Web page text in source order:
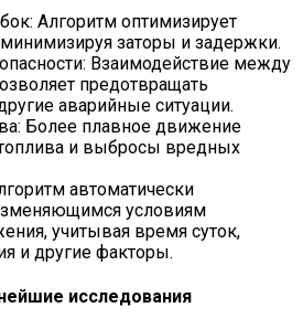
Алгоритм оптимизирует
заторы и задержки.
Взаимодействие между
предотвращать
аварийные ситуации.
Более плавное движение
и выбросы вредных
автоматически
условиям
учитывая время суток,
и другие факторы.
исследования